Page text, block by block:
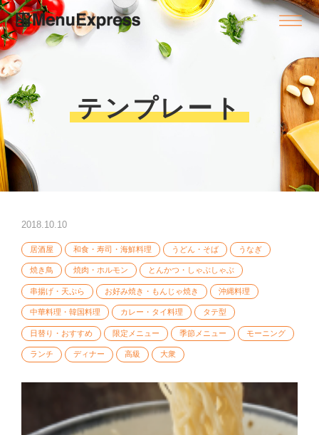
テンプレート
2018.10.10
居酒屋 和食・寿司・海鮮料理 うどん・そば うなぎ
焼き鳥 焼肉・ホルモン とんかつ・しゃぶしゃぶ
串揚げ・天ぷら お好み焼き・もんじゃ焼き 沖縄料理
中華料理・韓国料理 カレー・タイ料理 タテ型
日替り・おすすめ 限定メニュー 季節メニュー モーニング
ランチ ディナー 高級 大衆